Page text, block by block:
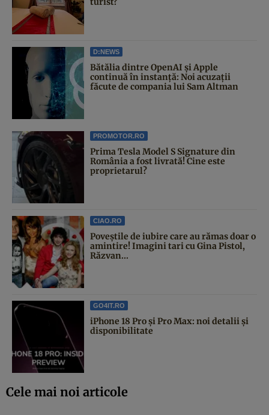
D:NEWS
Bătălia dintre OpenAI și Apple
continuă în instanță: Noi acuzații
făcute de compania lui Sam Altman
PROMOTOR.RO
Prima Tesla Model S Signature din
România a fost livrată! Cine este
proprietarul?
CIAO.RO
Poveştile de iubire care au rămas doar o
amintire! Imagini tari cu Gina Pistol,
Răzvan...
GO4IT.RO
iPhone 18 Pro și Pro Max: noi detalii și
disponibilitate
Cele mai noi articole